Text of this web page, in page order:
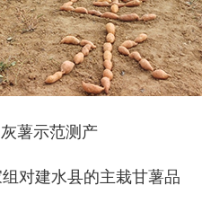
薯示范测产
对建水县的主栽甘薯品